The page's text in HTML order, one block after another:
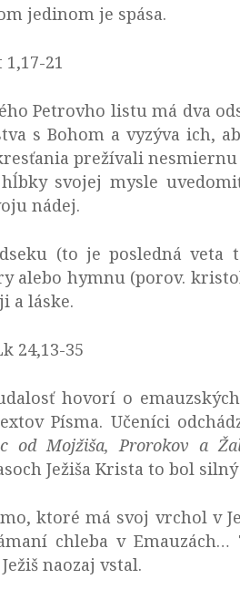
jedinom je spása.
1,17-21
Petrovho listu má dva
s Bohom a vyzýva ich,
prežívali
svojej mysle
nádej.
(to je posledná veta
alebo hymnu (porov.
a láske.
24,13-35
hovorí o
Písma. Učeníci
od Mojžiša, Prorokov a
Ježiša Krista to bol
ktoré má svoj vrchol v
chleba v
naozaj vstal.